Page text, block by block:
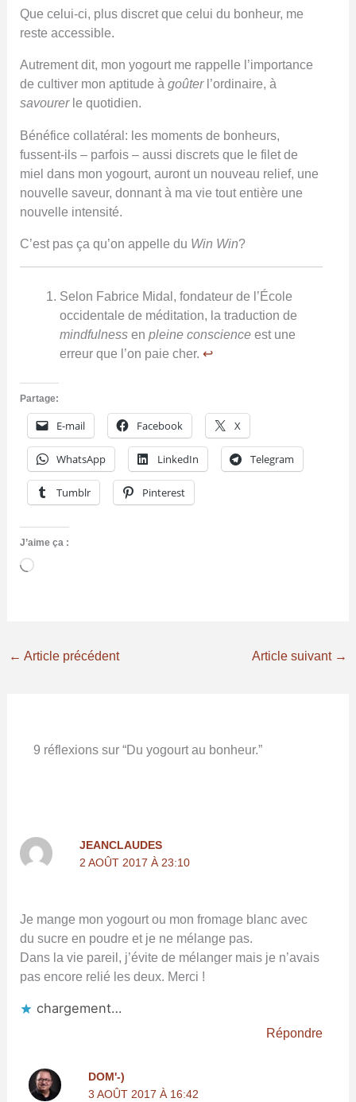
Que celui-ci, plus discret que celui du bonheur, me
reste accessible.
Autrement dit, mon yogourt me rappelle l’importance
de cultiver mon aptitude àgoûterl’ordinaire, à
savourerle quotidien.
Bénéfice collatéral: les moments de bonheurs,
fussent-ils – parfois – aussi discrets que le filet de
miel dans mon yogourt, auront un nouveau relief, une
nouvelle saveur, donnant à ma vie tout entière une
nouvelle intensité.
C’est pas ça qu’on appelle du Win Win?
Selon Fabrice Midal, fondateur de l’École
occidentale de méditation, la traduction de
mindfulnessen pleine conscienceest une
erreur que l’on paie cher. ↩
Partage:
E-mail Facebook X
WhatsApp LinkedIn Telegram
Tumblr Pinterest
J’aime ça :
Chargement…
← Article précédent Article suivant →
9 réflexions sur “Du yogourt au bonheur.”
JEANCLAUDES
2 AOÛT 2017 À 23:10
Je mange mon yogourt ou mon fromage blanc avec
du sucre en poudre et je ne mélange pas.
Dans la vie pareil, j’évite de mélanger mais je n’avais
pas encore relié les deux. Merci !
chargement…
Répondre
DOM'-)
3 AOÛT 2017 À 16:42